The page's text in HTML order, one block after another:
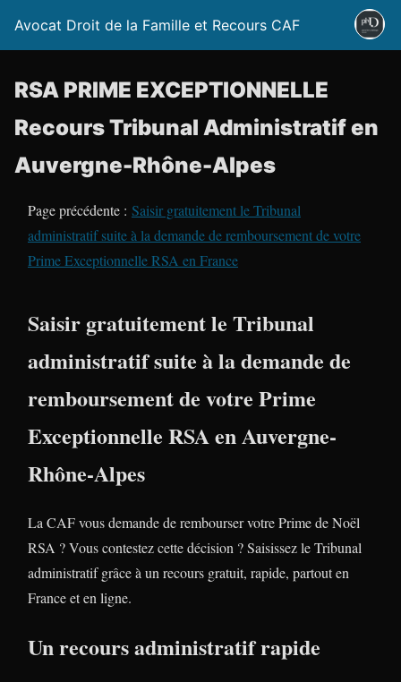
Avocat Droit de la Famille et Recours CAF
RSA PRIME EXCEPTIONNELLE
Recours Tribunal Administratif en
Auvergne-Rhône-Alpes
Page précédente : Saisir gratuitement le Tribunal
administratif suite à la demande de remboursement de votre
Prime Exceptionnelle RSA en France
Saisir gratuitement le Tribunal
administratif suite à la demande de
remboursement de votre Prime
Exceptionnelle RSA en Auvergne-
Rhône-Alpes
La CAF vous demande de rembourser votre Prime de Noël
RSA ? Vous contestez cette décision ? Saisissez le Tribunal
administratif grâce à un recours gratuit, rapide, partout en
France et en ligne.
Un recours administratif rapide